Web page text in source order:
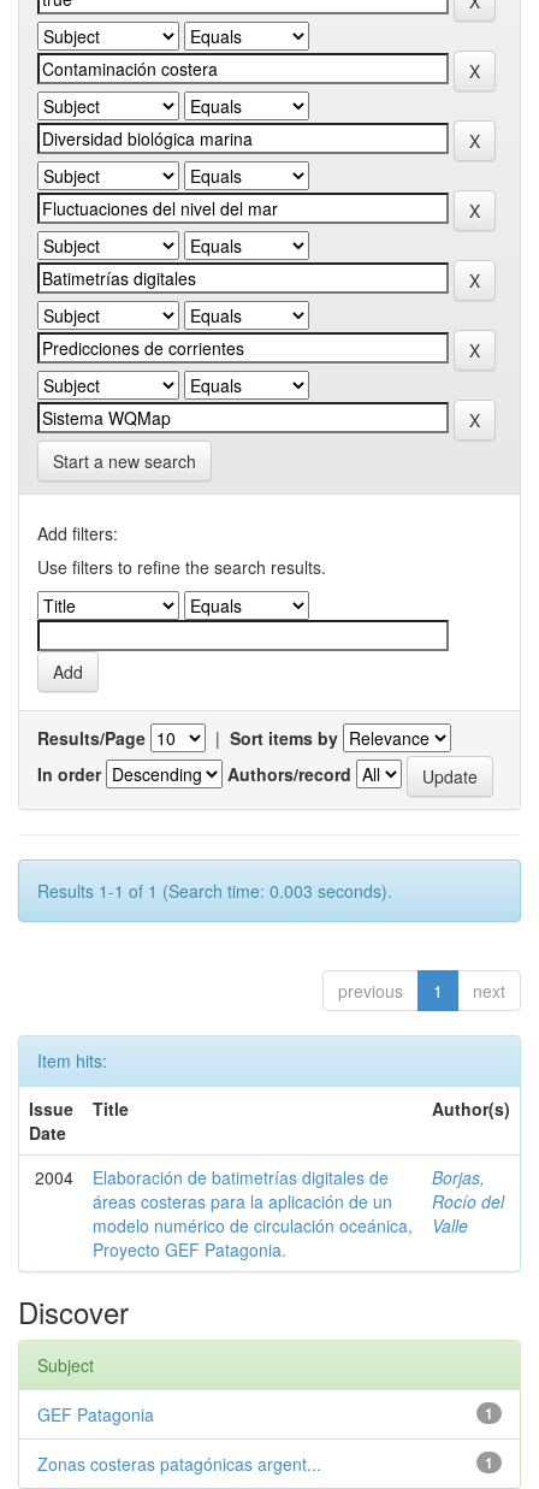
Start a new search
Add filters:
Use filters to refine the search results.
Results/Page | Sort items by
In order
Authors/record
Results 1-1 of 1 (Search time: 0.003 seconds).
previous 1 next
Item hits:
Issue
Date
Title Author(s)
2004
Elaboración de batimetrías digitales de
áreas costeras para la aplicación de un
modelo numérico de circulación oceánica,
Proyecto GEF Patagonia.
Borjas,
Rocío del
Valle
Discover
Subject
1
GEF Patagonia
1
Zonas costeras patagónicas argent...